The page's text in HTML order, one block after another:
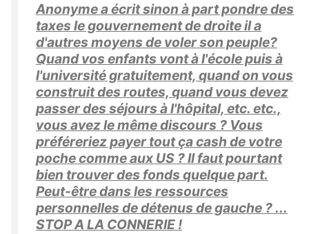
Anonyme a écrit sinon à part pondre des
taxes le gouvernement de droite il a
d'autres moyens de voler son peuple?
Quand vos enfants vont à l'école puis à
l'université gratuitement, quand on vous
construit des routes, quand vous devez
passer des séjours à l'hôpital, etc. etc.,
vous avez le même discours ? Vous
préféreriez payer tout ça cash de votre
poche comme aux US ? Il faut pourtant
bien trouver des fonds quelque part.
Peut-être dans les ressources
personnelles de détenus de gauche ? ...
STOP A LA CONNERIE !